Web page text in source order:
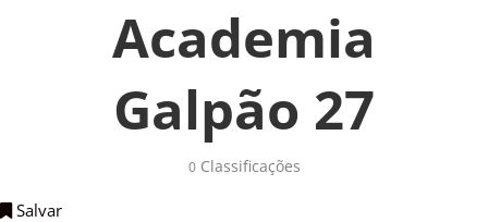
Academia
Galpão 27
0Classificações
Salvar